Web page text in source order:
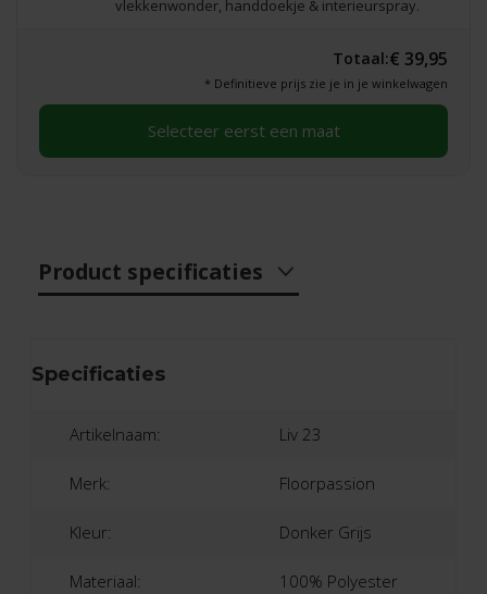
vlekkenwonder, handdoekje & interieurspray.
Totaal:€ 39,95
* Definitieve prijs zie je in je winkelwagen
Selecteer eerst een maat
Product specificaties
Specificaties
Artikelnaam: Liv 23
Merk: Floorpassion
Kleur: Donker Grijs
Materiaal: 100% Polyester